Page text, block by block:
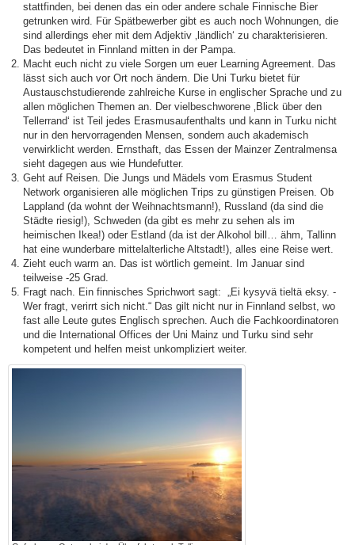
stattfinden, bei denen das ein oder andere schale Finnische Bier
getrunken wird. Für Spätbewerber gibt es auch noch Wohnungen, die
sind allerdings eher mit dem Adjektiv ‚ländlich‘ zu charakterisieren.
Das bedeutet in Finnland mitten in der Pampa.
Macht euch nicht zu viele Sorgen um euer Learning Agreement. Das
lässt sich auch vor Ort noch ändern. Die Uni Turku bietet für
Austauschstudierende zahlreiche Kurse in englischer Sprache und zu
allen möglichen Themen an. Der vielbeschworene ‚Blick über den
Tellerrand‘ ist Teil jedes Erasmusaufenthalts und kann in Turku nicht
nur in den hervorragenden Mensen, sondern auch akademisch
verwirklicht werden. Ernsthaft, das Essen der Mainzer Zentralmensa
sieht dagegen aus wie Hundefutter.
Geht auf Reisen. Die Jungs und Mädels vom Erasmus Student
Network organisieren alle möglichen Trips zu günstigen Preisen. Ob
Lappland (da wohnt der Weihnachtsmann!), Russland (da sind die
Städte riesig!), Schweden (da gibt es mehr zu sehen als im
heimischen Ikea!) oder Estland (da ist der Alkohol bill… ähm, Tallinn
hat eine wunderbare mittelalterliche Altstadt!), alles eine Reise wert.
Zieht euch warm an. Das ist wörtlich gemeint. Im Januar sind
teilweise -25 Grad.
Fragt nach. Ein finnisches Sprichwort sagt: „Ei kysyvä tieltä eksy. -
Wer fragt, verirrt sich nicht.“ Das gilt nicht nur in Finnland selbst, wo
fast alle Leute gutes Englisch sprechen. Auch die Fachkoordinatoren
und die International Offices der Uni Mainz und Turku sind sehr
kompetent und helfen meist unkompliziert weiter.